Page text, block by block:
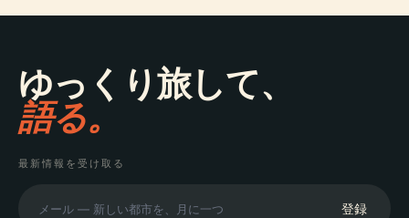
ゆっくり旅して、
語る。
最新情報を受け取る
登録